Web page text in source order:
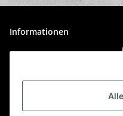
Informationen